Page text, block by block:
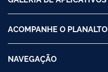
ACOMPANHE O PLANALTO
NAVEGAÇÃO